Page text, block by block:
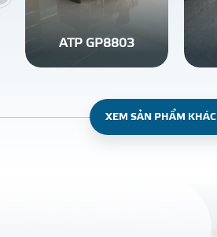
ATP GP8803
XEM SẢN PHẨM KHÁC